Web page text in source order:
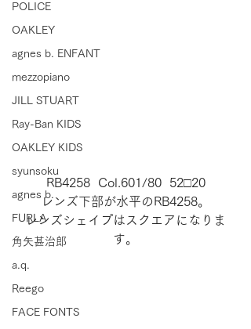
POLICE
OAKLEY
agnes b. ENFANT
mezzopiano
JILL STUART
Ray-Ban KIDS
OAKLEY KIDS
syunsoku
agnes b.
FURLA
角矢甚治郎
a.q.
Reego
FACE FONTS
RB4258  Col.601/80  52□20
レンズ下部が水平のRB4258。
レンズシェイプはスクエアになりま
す。